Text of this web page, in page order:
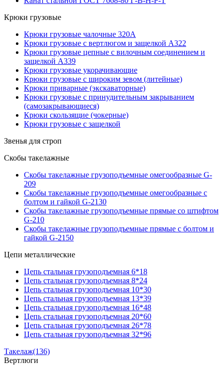
Крюки грузовые
Крюки грузовые чалочные 320А
Крюки грузовые с вертлюгом и защелкой А322
Крюки грузовые цепные с вилочным соединением и
защелкой А339
Крюки грузовые укорачивающие
Крюки грузовые с широким зевом (литейные)
Крюки приварные (экскаваторные)
Крюки грузовые с принудительным закрыванием
(самозакрывающиеся)
Крюки скользящие (чокерные)
Крюки грузовые с защелкой
Звенья для строп
Скобы такелажные
Скобы такелажные грузоподъемные омегообразные G-
209
Скобы такелажные грузоподъемные омегообразные с
болтом и гайкой G-2130
Скобы такелажные грузоподъемные прямые со штифтом
G-210
Скобы такелажные грузоподъемные прямые с болтом и
гайкой G-2150
Цепи металлические
Цепь стальная грузоподъемная 6*18
Цепь стальная грузоподъемная 8*24
Цепь стальная грузоподъемная 10*30
Цепь стальная грузоподъемная 13*39
Цепь стальная грузоподъемная 16*48
Цепь стальная грузоподъемная 20*60
Цепь стальная грузоподъемная 26*78
Цепь стальная грузоподъемная 32*96
Такелаж(136)
Вертлюги